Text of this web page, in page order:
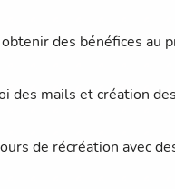
des bénéfices au
des mails et création
de récréation avec